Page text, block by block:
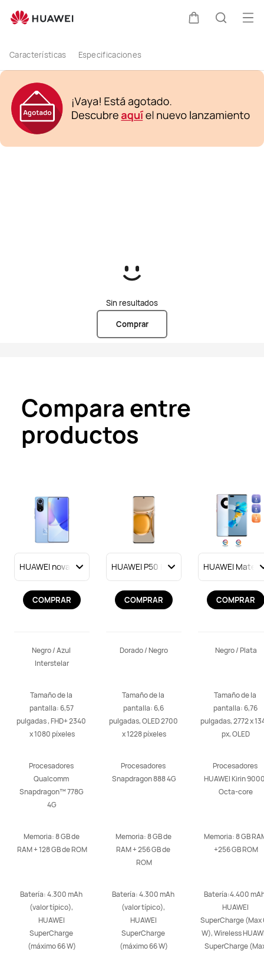
buy
Características Especificaciones
Sin resultados
Comprar
Compara entre
productos
COMPRAR
Negro / Azul
Interstelar
Tamaño de la
pantalla: 6,57
pulgadas , FHD+ 2340
x 1080 píxeles
Procesadores
Qualcomm
Snapdragon™ 778G
4G
Memoria: 8 GB de
RAM + 128 GB de ROM
Batería: 4.300 mAh
(valor típico),
HUAWEI
SuperCharge
(máximo 66 W)
COMPRAR
Dorado / Negro
Tamaño de la
pantalla: 6,6
pulgadas, OLED 2700
x 1228 píxeles
Procesadores
Snapdragon 888 4G
Memoria: 8 GB de
RAM + 256 GB de
ROM
Batería: 4.300 mAh
(valor típico),
HUAWEI
SuperCharge
(máximo 66 W)
COMPRAR
Negro / Plata
Tamaño de la
pantalla: 6,76
pulgadas, 2772 x
px, OLED
Procesadores
HUAWEI Kirin
Octa-core
Memoria: 8 GB
+256 GB ROM
Batería:4.400
HUAWEI
SuperCharge (Max
W), Wireless
SuperCharge